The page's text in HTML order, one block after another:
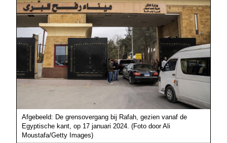
Afgebeeld: De grensovergang bij Rafah, gezien vanaf de
Egyptische kant, op 17 januari 2024. (Foto door Ali
Moustafa/Getty Images)